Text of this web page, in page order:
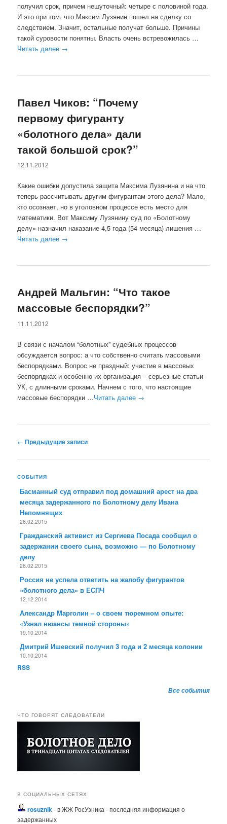
получил срок, причем нешуточный: четыре с половиной года.
И это при том, что Максим Лузянин пошел на сделку со
следствием. Значит, остальные получат больше. Причины
такой суровости понятны. Власть очень встревожилась …
Читать далее →
Павел Чиков: “Почему
первому фигуранту
«болотного дела» дали
такой большой срок?”
12.11.2012
Какие ошибки допустила защита Максима Лузянина и на что
теперь рассчитывать другим фигурантам этого дела? Мало,
кто осознает, но в уголовном процессе есть место для
математики. Вот Максиму Лузянину суд по «Болотному
делу» назначил наказание 4,5 года (54 месяца) лишения …
Читать далее →
Андрей Мальгин: “Что такое
массовые беспорядки?”
11.11.2012
В связи с началом “болотных” судебных процессов
обсуждается вопрос: а что собственно считать массовыми
беспорядками. Вопрос не праздный: участие в массовых
беспорядках и особенно их организация – серьезные статьи
УК, с длинными сроками. Начнем с того, что настоящие
массовые беспорядки …Читать далее →
Навигация по записям
← Предыдущие записи
СОБЫТИЯ
Басманный суд отправил под домашний арест на два
месяца задержанного по Болотному делу Ивана
Непомнящих
26.02.2015
Гражданский активист из Сергиева Посада сообщил о
задержании своего сына, возможно — по Болотному
делу
26.02.2015
Россия не успела ответить на жалобу фигурантов
«болотного дела» в ЕСПЧ
12.12.2014
Александр Марголин – о своем тюремном опыте:
«Узнал нюансы темной стороны»
19.10.2014
Дмитрий Ишевский получил 3 года и 2 месяца колонии
10.10.2014
RSS
Все события
ЧТО ГОВОРЯТ СЛЕДОВАТЕЛИ
В СОЦИАЛЬНЫХ СЕТЯХ
rosuznik - в ЖЖ РосУзника - последняя информация о
задержанных